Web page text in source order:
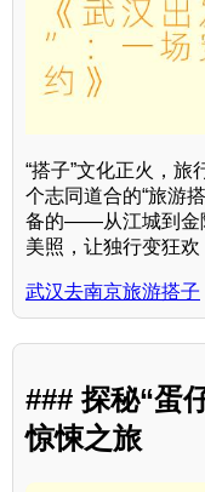
“搭子”文化正火，
个志同道合的“旅游
备的——从江城到金
美照，让独行变狂欢
武汉去南京旅游搭子
### 探秘“蛋
惊悚之旅